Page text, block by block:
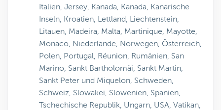
Italien, Jersey, Kanada, Kanada, Kanarische
Inseln, Kroatien, Lettland, Liechtenstein,
Litauen, Madeira, Malta, Martinique, Mayotte,
Monaco, Niederlande, Norwegen, Österreich,
Polen, Portugal, Réunion, Rumänien, San
Marino, Sankt Bartholomäi, Sankt Martin,
Sankt Peter und Miquelon, Schweden,
Schweiz, Slowakei, Slowenien, Spanien,
Tschechische Republik, Ungarn, USA, Vatikan,